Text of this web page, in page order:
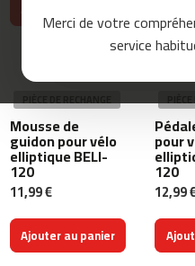
Merci de votre
service
m
8
0
m
c
9
m
PIÈCE DE RECHANGE
Mousse de
guidon pour vélo
elliptique BELI-
120
11,99 €
Ajouter au panier
pour
120
12,99